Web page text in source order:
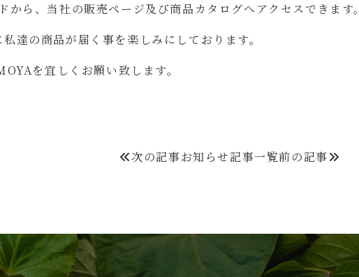
から、当社の販売ページ及び商品カタログへアクセスできます。
達の商品が届く事を楽しみにしております。
を宜しくお願い致します。
次の記事お知らせ記事一覧前の記事